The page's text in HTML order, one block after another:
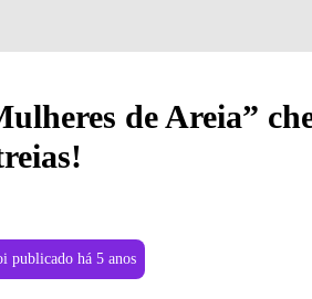
de Areia”
publicado há 5 anos